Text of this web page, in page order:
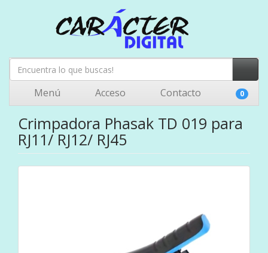
Menú Acceso Contacto 0
Crimpadora Phasak TD 019 para
RJ11/ RJ12/ RJ45